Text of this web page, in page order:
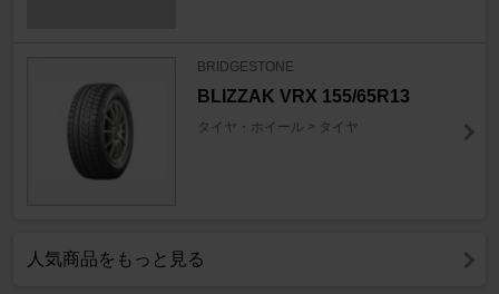
BRIDGESTONE
BLIZZAK VRX 155/65R13
タイヤ・ホイール > タイヤ
人気商品をもっと見る